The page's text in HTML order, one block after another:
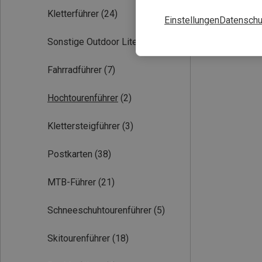
Kletterführer (24)
Sonstige Outdoor Literatur
Fahrradführer (7)
Hochtourenführer (2)
Klettersteigführer (3)
Postkarten (38)
MTB-Führer (21)
Schneeschuhtourenführer (5)
Skitourenführer (18)
Einstellungen